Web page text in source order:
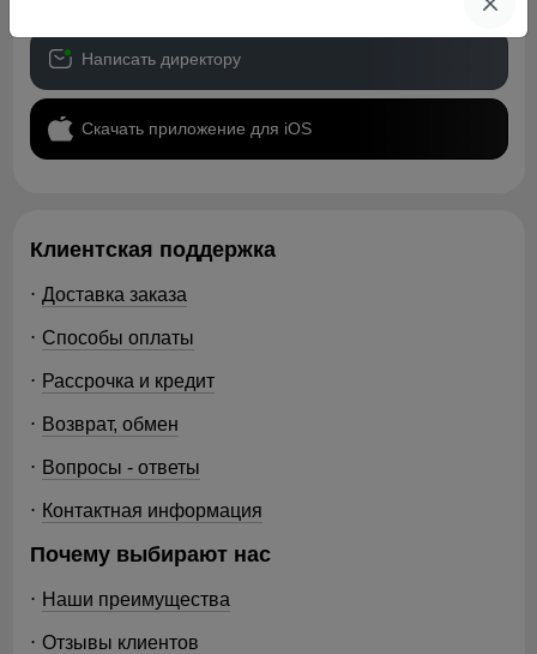
Написать директору
Скачать приложение для iOS
Клиентская поддержка
Доставка заказа
Способы оплаты
Рассрочка и кредит
Возврат, обмен
Вопросы - ответы
Контактная информация
Почему выбирают нас
Наши преимущества
Отзывы клиентов